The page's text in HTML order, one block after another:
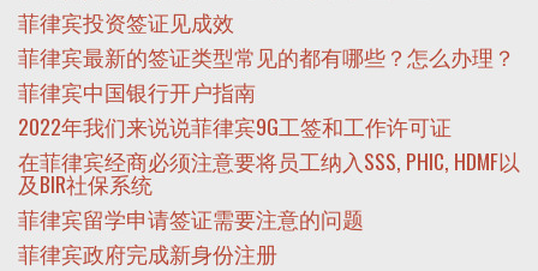
菲律宾投资签证见成效
菲律宾最新的签证类型常见的都有哪些？怎么办理？
菲律宾中国银行开户指南
2022年我们来说说菲律宾9G工签和工作许可证
在菲律宾经商必须注意要将员工纳入SSS, PHIC, HDMF以
及BIR社保系统
菲律宾留学申请签证需要注意的问题
菲律宾政府完成新身份注册